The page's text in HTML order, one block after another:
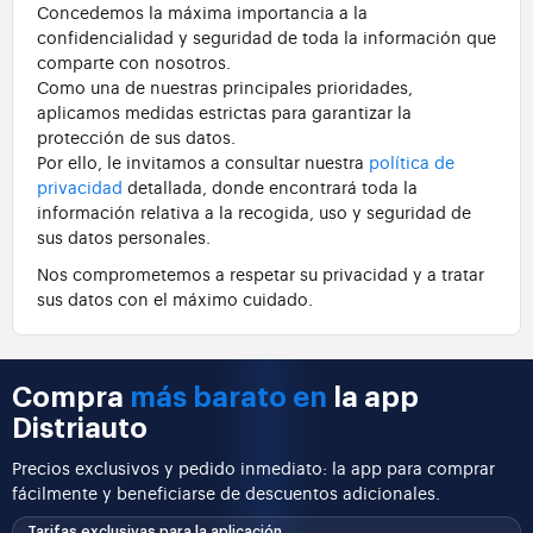
Concedemos la máxima importancia a la
confidencialidad y seguridad de toda la información que
comparte con nosotros.
Como una de nuestras principales prioridades,
aplicamos medidas estrictas para garantizar la
protección de sus datos.
Por ello, le invitamos a consultar nuestra política de
privacidad detallada, donde encontrará toda la
información relativa a la recogida, uso y seguridad de
sus datos personales.
Nos comprometemos a respetar su privacidad y a tratar
sus datos con el máximo cuidado.
Compra más barato en la app
Distriauto
Precios exclusivos y pedido inmediato: la app para comprar
fácilmente y beneficiarse de descuentos adicionales.